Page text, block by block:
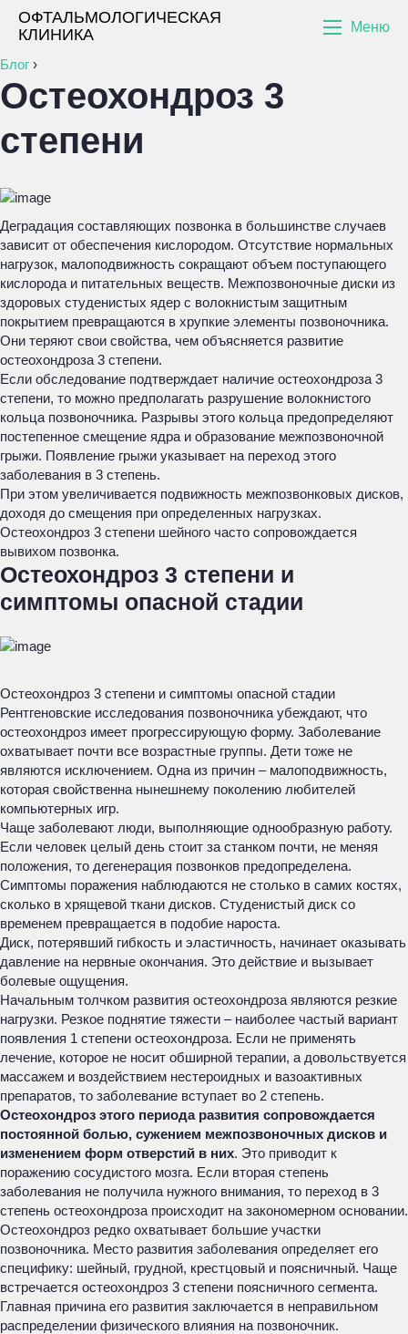
ОФТАЛЬМОЛОГИЧЕСКАЯ
КЛИНИКА
Меню
Блог ›
Остеохондроз 3
степени
Деградация составляющих позвонка в большинстве случаев
зависит от обеспечения кислородом. Отсутствие нормальных
нагрузок, малоподвижность сокращают объем поступающего
кислорода и питательных веществ. Межпозвоночные диски из
здоровых студенистых ядер с волокнистым защитным
покрытием превращаются в хрупкие элементы позвоночника.
Они теряют свои свойства, чем объясняется развитие
остеохондроза 3 степени.
Если обследование подтверждает наличие остеохондроза 3
степени, то можно предполагать разрушение волокнистого
кольца позвоночника. Разрывы этого кольца предопределяют
постепенное смещение ядра и образование межпозвоночной
грыжи. Появление грыжи указывает на переход этого
заболевания в 3 степень.
При этом увеличивается подвижность межпозвонковых дисков,
доходя до смещения при определенных нагрузках.
Остеохондроз 3 степени шейного часто сопровождается
вывихом позвонка.
Остеохондроз 3 степени и
симптомы опасной стадии
Остеохондроз 3 степени и симптомы опасной стадии
Рентгеновские исследования позвоночника убеждают, что
остеохондроз имеет прогрессирующую форму. Заболевание
охватывает почти все возрастные группы. Дети тоже не
являются исключением. Одна из причин – малоподвижность,
которая свойственна нынешнему поколению любителей
компьютерных игр.
Чаще заболевают люди, выполняющие однообразную работу.
Если человек целый день стоит за станком почти, не меняя
положения, то дегенерация позвонков предопределена.
Симптомы поражения наблюдаются не столько в самих костях,
сколько в хрящевой ткани дисков. Студенистый диск со
временем превращается в подобие нароста.
Диск, потерявший гибкость и эластичность, начинает оказывать
давление на нервные окончания. Это действие и вызывает
болевые ощущения.
Начальным толчком развития остеохондроза являются резкие
нагрузки. Резкое поднятие тяжести – наиболее частый вариант
появления 1 степени остеохондроза. Если не применять
лечение, которое не носит обширной терапии, а довольствуется
массажем и воздействием нестероидных и вазоактивных
препаратов, то заболевание вступает во 2 степень.
Остеохондроз этого периода развития сопровождается
постоянной болью, сужением межпозвоночных дисков и
изменением форм отверстий в них. Это приводит к
поражению сосудистого мозга. Если вторая степень
заболевания не получила нужного внимания, то переход в 3
степень остеохондроза происходит на закономерном основании.
Остеохондроз редко охватывает большие участки
позвоночника. Место развития заболевания определяет его
специфику: шейный, грудной, крестцовый и поясничный. Чаще
встречается остеохондроз 3 степени поясничного сегмента.
Главная причина его развития заключается в неправильном
распределении физического влияния на позвоночник.